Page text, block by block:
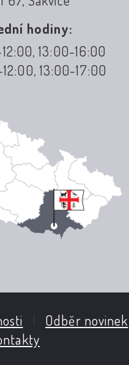
hodiny:
13:00-16:00
13:00-17:00
Odběr novinek